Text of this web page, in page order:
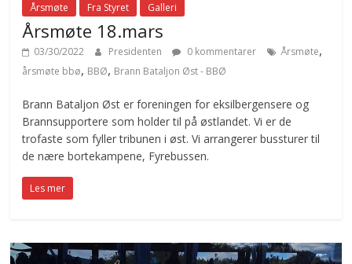
Årsmøte Fra Styret Galleri
Årsmøte 18.mars
03/30/2022 Presidenten 0 kommentarer Årsmøte,
årsmøte bbø, BBØ, Brann Bataljon Øst - BBØ
Brann Bataljon Øst er foreningen for eksilbergensere og
Brannsupportere som holder til på østlandet. Vi er de
trofaste som fyller tribunen i øst. Vi arrangerer bussturer til
de nære bortekampene, Fyrebussen.
Les mer